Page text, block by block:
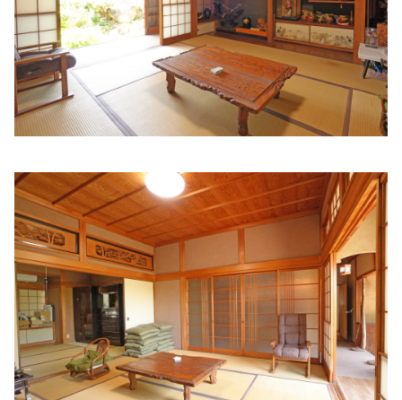
西川内科診療所
住所:和歌山県和歌山市匠町２９ 小山ビル マップで見る
本多内科クリニック
住所:和歌山県和歌山市東長町６丁目33番地 マップで見る
みつばクリニック
住所:和歌山県和歌山市広道３８ マップで見る
住所:和歌山県和歌山市次郎丸７８−３ マップで見る
横山内科
住所:和歌山県和歌山市宇須１丁目５−５号１５番
マップで
見る
いしぐちクリニック
住所: 和歌山県和歌山市北島４５３−１ マップで見る
なおや内科クリニック
住所:和歌山県和歌山市美園町３丁目３４−３４ けやき
ONE201 マップで見る